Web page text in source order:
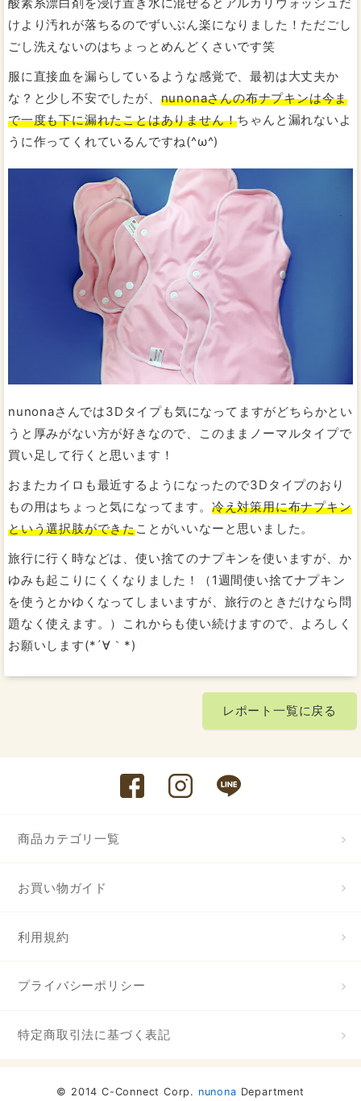
けより汚れが落ちるのでずいぶん楽になりました！ただごし
ごし洗えないのはちょっとめんどくさいです笑
服に直接血を漏らしているような感覚で、最初は大丈夫か
な？と少し不安でしたが、 nunonaさんの布ナプキンは今ま
で一度も下に漏れたことはありません！ちゃんと漏れないよ
うに作ってくれているんですね(^ω^)
nunonaさんでは3Dタイプも気になってますがどちらかとい
うと厚みがない方が好きなので、このままノーマルタイプで
買い足して行くと思います！
おまたカイロも最近するようになったので3Dタイプのおり
もの用はちょっと気になってます。 冷え対策用に布ナプキン
という選択肢ができたことがいいなーと思いました。
旅行に行く時などは、使い捨てのナプキンを使いますが、か
ゆみも起こりにくくなりました！（1週間使い捨てナプキン
を使うとかゆくなってしまいますが、旅行のときだけなら問
題なく使えます。）これからも使い続けますので、よろしく
お願いします(*´∀｀*)
レポート一覧に戻る
商品カテゴリ一覧
お買い物ガイド
利用規約
プライバシーポリシー
特定商取引法に基づく表記
© 2014 C-Connect Corp. nunona Department